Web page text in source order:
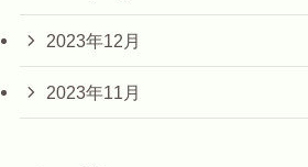
2023年12月
2023年11月